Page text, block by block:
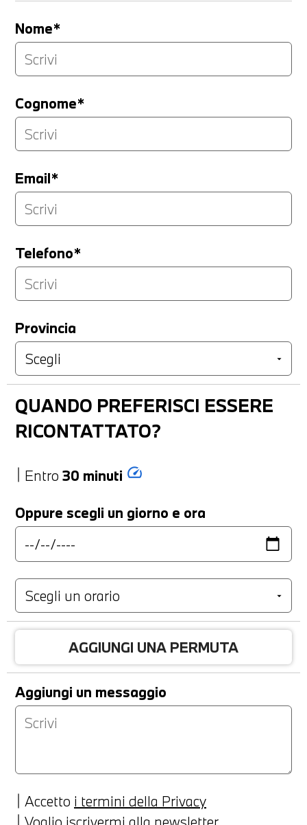
Nome*
Cognome*
Email*
Telefono*
Provincia
QUANDO PREFERISCI ESSERE
RICONTATTATO?
Entro 30 minuti speed
Oppure scegli un giorno e ora
AGGIUNGI UNA PERMUTA
Aggiungi un messaggio
Accetto i termini della Privacy